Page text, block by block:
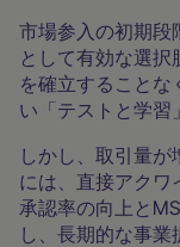
市場参入の初期段
として有効な選
を確立すること
い「テストと学習
しかし、取引量が
には、直接アクワ
承認率の向上と
し、長期的な事業